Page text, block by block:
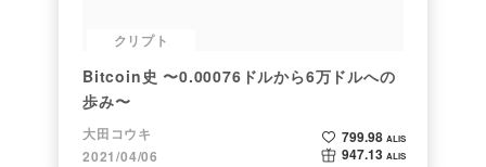
クリプト
Bitcoin史 〜0.00076ドルから6万ドルへの
歩み〜
大田コウキ
2021/04/06
799.98 ALIS
947.13 ALIS